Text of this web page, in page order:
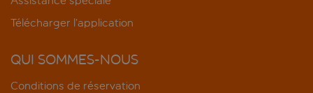
Télécharger l’application
QUI SOMMES-NOUS
Conditions de réservation